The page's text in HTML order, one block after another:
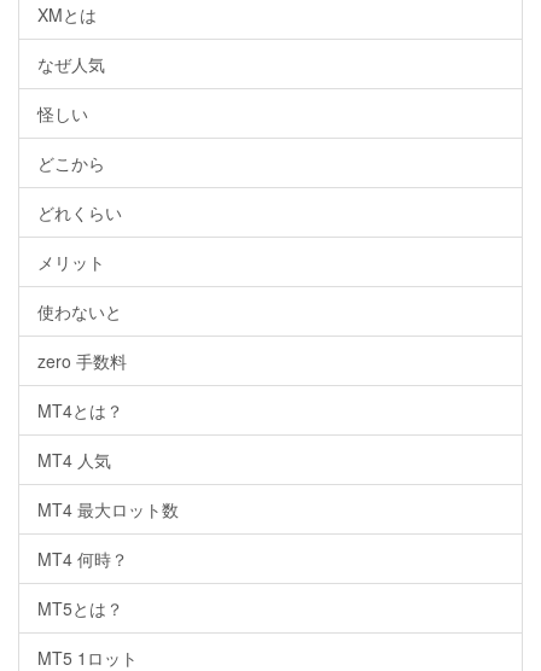
XMとは
なぜ人気
怪しい
どこから
どれくらい
メリット
使わないと
zero 手数料
MT4とは？
MT4 人気
MT4 最大ロット数
MT4 何時？
MT5とは？
MT5 1ロット